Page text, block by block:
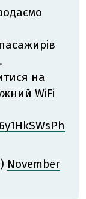
на
WiFi
November